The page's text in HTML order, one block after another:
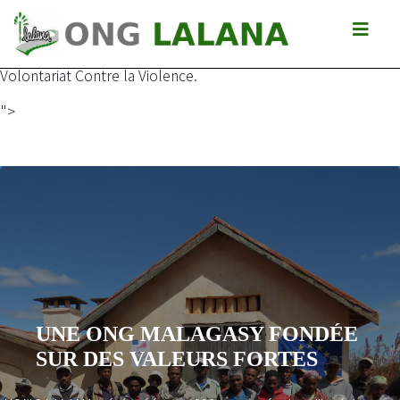
Renforcement de capacité de gestion des associations
locales dans les quartiers d\'Andavamamba Anatihazo I et
Andohatapenaka I (Antananarivo) dans le cadre du projet
Volontariat Contre la Violence.
">
UNE ONG MALAGASY FONDÉE
SUR DES VALEURS FORTES